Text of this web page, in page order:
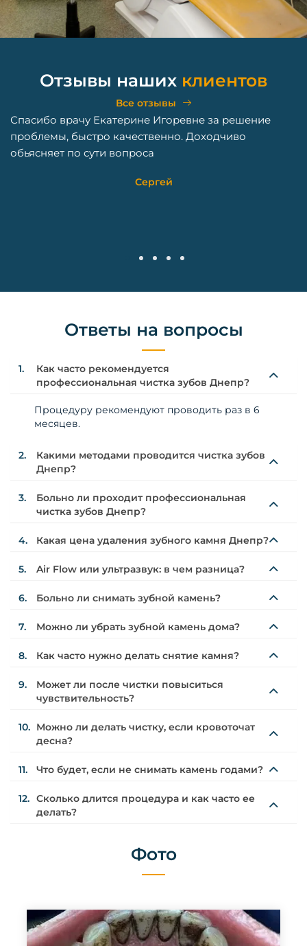
Отзывы наших клиентов
Все отзывы
Игоревне за решение
Доходчиво
Попал на прием к
супер!!! Зуб вылечила
2 3 4 5
Ответы на вопросы
1.
Как часто рекомендуется
профессиональная чистка зубов Днепр?
Процедуру рекомендуют проводить раз в 6
месяцев.
2.
Какими методами проводится чистка зубов
Днепр?
3.
Больно ли проходит профессиональная
чистка зубов Днепр?
4. Какая цена удаления зубного камня Днепр?
5. Air Flow или ультразвук: в чем разница?
6. Больно ли снимать зубной камень?
7. Можно ли убрать зубной камень дома?
8. Как часто нужно делать снятие камня?
9.
Может ли после чистки повыситься
чувствительность?
10. Можно ли делать чистку, если кровоточат
десна?
11. Что будет, если не снимать камень годами?
12. Сколько длится процедура и как часто ее
делать?
Фото